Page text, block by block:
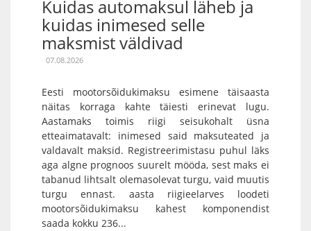
Kuidas automaksul läheb ja
kuidas inimesed selle
maksmist väldivad
07.08.2026
Eesti mootorsõidukimaksu esimene täisaasta
näitas korraga kahte täiesti erinevat lugu.
Aastamaks toimis riigi seisukohalt üsna
etteaimatavalt: inimesed said maksuteated ja
valdavalt maksid. Registreerimistasu puhul läks
aga algne prognoos suurelt mööda, sest maks ei
tabanud lihtsalt olemasolevat turgu, vaid muutis
turgu ennast. aasta riigieelarves loodeti
mootorsõidukimaksu kahest komponendist
saada kokku 236...